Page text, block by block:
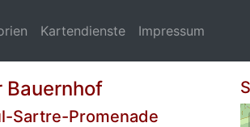
Kartendienste Impressum
Bauernhof
Sartre-Promenade